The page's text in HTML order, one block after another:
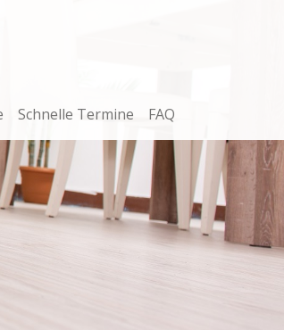
Schnelle Termine FAQ